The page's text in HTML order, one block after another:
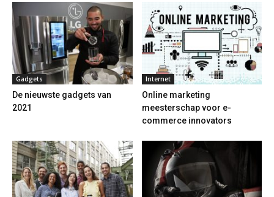
Gadgets
De nieuwste gadgets van
2021
Internet
Online marketing
meesterschap voor e-
commerce innovators